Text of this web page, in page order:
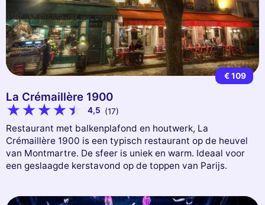
€ 109
La Crémaillère 1900
4,5 (17)
Restaurant met balkenplafond en houtwerk, La
Crémaillère 1900 is een typisch restaurant op de heuvel
van Montmartre. De sfeer is uniek en warm. Ideaal voor
een geslaagde kerstavond op de toppen van Parijs.